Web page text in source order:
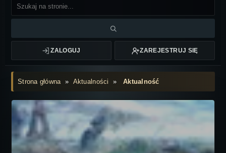
ZALOGUJ ZAREJESTRUJ SIĘ
Strona główna» Aktualności »Aktualność